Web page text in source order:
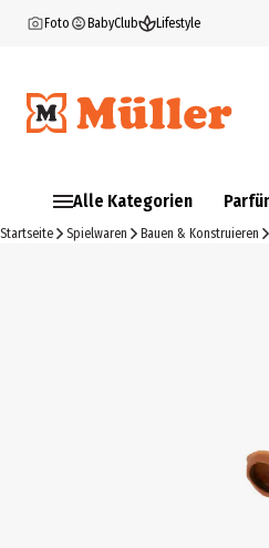
Foto BabyClub Lifestyle
Alle Kategorien
Startseite Spielwaren Bauen & Konstruieren